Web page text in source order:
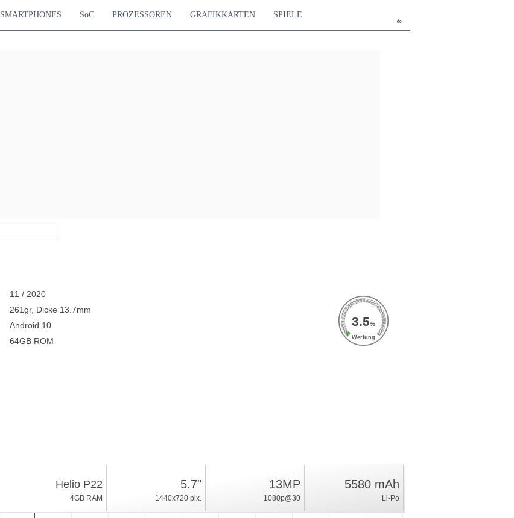
de
SMARTPHONES SoC PROZESSOREN GRAFIKKARTEN SPIELE
11 / 2020
261gr, Dicke 13.7mm
Android 10
64GB ROM
3.5%
Wertung
Helio P22
4GB RAM
5.7"
1440x720 pix.
13MP
1080p@30
5580 mAh
Li-Po